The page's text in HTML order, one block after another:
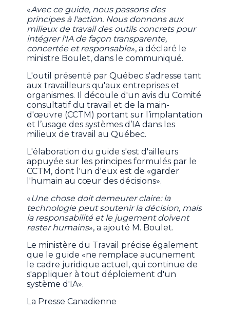
«Avec ce guide, nous passons des
principes à l'action. Nous donnons aux
milieux de travail des outils concrets pour
intégrer l'IA de façon transparente,
concertée et responsable», a déclaré le
ministre Boulet, dans le communiqué.
L'outil présenté par Québec s'adresse tant
aux travailleurs qu'aux entreprises et
organismes. Il découle d'un avis du Comité
consultatif du travail et de la main-
d'œuvre (CCTM) portant sur l’implantation
et l’usage des systèmes d’IA dans les
milieux de travail au Québec.
L'élaboration du guide s'est d'ailleurs
appuyée sur les principes formulés par le
CCTM, dont l'un d'eux est de «garder
l'humain au cœur des décisions».
«Une chose doit demeurer claire: la
technologie peut soutenir la décision, mais
la responsabilité et le jugement doivent
rester humains», a ajouté M. Boulet.
Le ministère du Travail précise également
que le guide «ne remplace aucunement
le cadre juridique actuel, qui continue de
s'appliquer à tout déploiement d'un
système d'IA».
La Presse Canadienne